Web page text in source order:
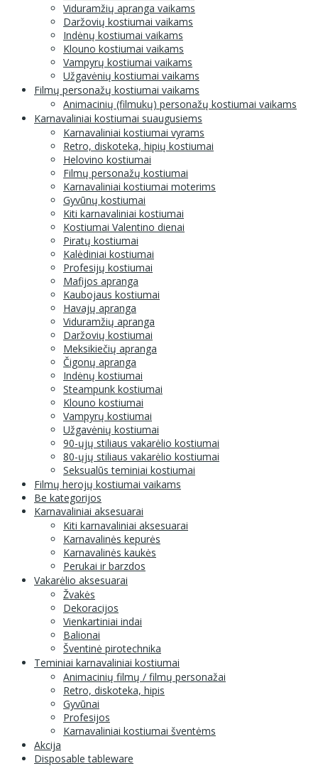
Viduramžių apranga vaikams
Daržovių kostiumai vaikams
Indėnų kostiumai vaikams
Klouno kostiumai vaikams
Vampyrų kostiumai vaikams
Užgavėnių kostiumai vaikams
Filmų personažų kostiumai vaikams
Animacinių (filmukų) personažų kostiumai vaikams
Karnavaliniai kostiumai suaugusiems
Karnavaliniai kostiumai vyrams
Retro, diskoteka, hipių kostiumai
Helovino kostiumai
Filmų personažų kostiumai
Karnavaliniai kostiumai moterims
Gyvūnų kostiumai
Kiti karnavaliniai kostiumai
Kostiumai Valentino dienai
Piratų kostiumai
Kalėdiniai kostiumai
Profesijų kostiumai
Mafijos apranga
Kaubojaus kostiumai
Havajų apranga
Viduramžių apranga
Daržovių kostiumai
Meksikiečių apranga
Čigonų apranga
Indėnų kostiumai
Steampunk kostiumai
Klouno kostiumai
Vampyrų kostiumai
Užgavėnių kostiumai
90-ųjų stiliaus vakarėlio kostiumai
80-ųjų stiliaus vakarėlio kostiumai
Seksualūs teminiai kostiumai
Filmų herojų kostiumai vaikams
Be kategorijos
Karnavaliniai aksesuarai
Kiti karnavaliniai aksesuarai
Karnavalinės kepurės
Karnavalinės kaukės
Perukai ir barzdos
Vakarėlio aksesuarai
Žvakės
Dekoracijos
Vienkartiniai indai
Balionai
Šventinė pirotechnika
Teminiai karnavaliniai kostiumai
Animacinių filmų / filmų personažai
Retro, diskoteka, hipis
Gyvūnai
Profesijos
Karnavaliniai kostiumai šventėms
Akcija
Disposable tableware